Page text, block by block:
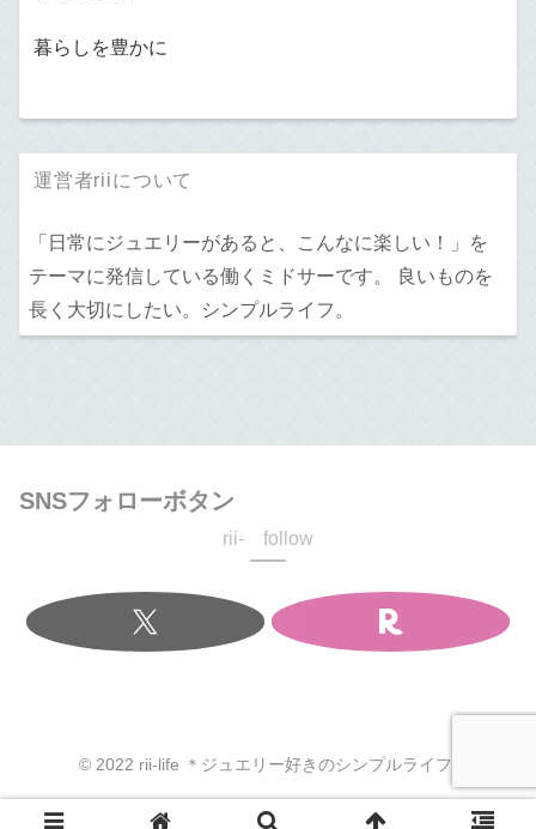
暮らしを豊かに
運営者riiについて
「日常にジュエリーがあると、こんなに楽しい！」を
テーマに発信している働くミドサーです。 良いものを
長く大切にしたい。シンプルライフ。
SNSフォローボタン
rii- follow
© 2022 rii-life ＊ジュエリー好きのシンプルライフ.